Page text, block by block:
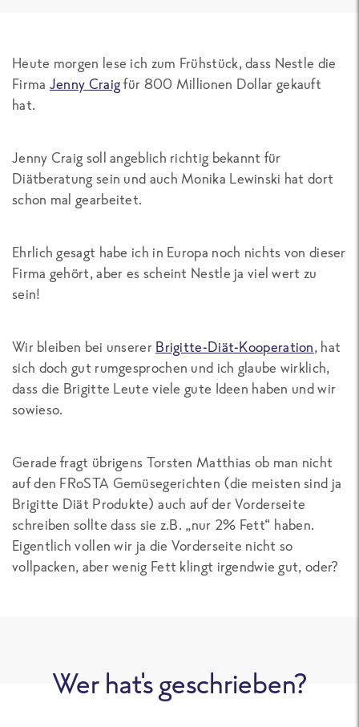
Heute morgen lese ich zum Frühstück, dass Nestle die
Firma Jenny Craigfür 800 Millionen Dollar gekauft
hat.
Jenny Craig soll angeblich richtig bekannt für
Diätberatung sein und auch Monika Lewinski hat dort
schon mal gearbeitet.
Ehrlich gesagt habe ich in Europa noch nichts von dieser
Firma gehört, aber es scheint Nestle ja viel wert zu
sein!
Wir bleiben bei unserer Brigitte-Diät-Kooperation, hat
sich doch gut rumgesprochen und ich glaube wirklich,
dass die Brigitte Leute viele gute Ideen haben und wir
sowieso.
Gerade fragt übrigens Torsten Matthias ob man nicht
auf den FRoSTA Gemüsegerichten (die meisten sind ja
Brigitte Diät Produkte) auch auf der Vorderseite
schreiben sollte dass sie z.B. „nur 2% Fett“ haben.
Eigentlich vollen wir ja die Vorderseite nicht so
vollpacken, aber wenig Fett klingt irgendwie gut, oder?
Wer hat's geschrieben?